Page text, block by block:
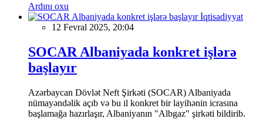
Ardını oxu
İqtisadiyyat
12 Fevral 2025, 20:04
SOCAR Albaniyada konkret işlərə
başlayır
Azərbaycan Dövlət Neft Şirkəti (SOCAR) Albaniyada
nümayəndəlik açıb və bu il konkret bir layihənin icrasına
başlamağa hazırlaşır, Albaniyanın "Albgaz" şirkəti bildirib.